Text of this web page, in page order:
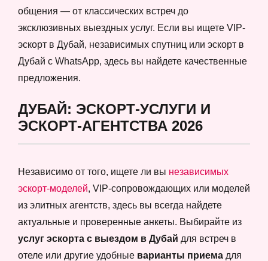
общения — от классических встреч до
эксклюзивных выездных услуг. Если вы ищете VIP-
эскорт в Дубай, независимых спутниц или эскорт в
Дубай с WhatsApp, здесь вы найдете качественные
предложения.
ДУБАЙ: ЭСКОРТ-УСЛУГИ И
ЭСКОРТ-АГЕНТСТВА 2026
Независимо от того, ищете ли вы независимых
эскорт-моделей, VIP-сопровождающих или моделей
из элитных агентств, здесь вы всегда найдете
актуальные и проверенные анкеты. Выбирайте из
услуг эскорта с выездом в Дубай для встреч в
отеле или другие удобные варианты приема для